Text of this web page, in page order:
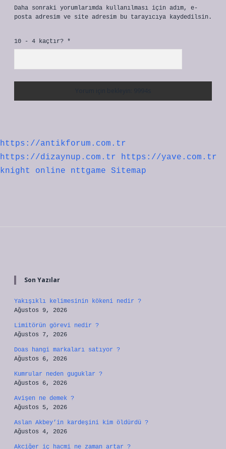
Daha sonraki yorumlarımda kullanılması için adım, e-
posta adresim ve site adresim bu tarayıcıya kaydedilsin.
10 - 4 kaçtır? *
https://antikforum.com.tr
https://dizaynup.com.tr
https://yave.com.tr
knight online
nttgame Sitemap
Son Yazılar
Yakışıklı kelimesinin kökeni nedir ?
Ağustos 9, 2026
Limitörün görevi nedir ?
Ağustos 7, 2026
Doas hangi markaları satıyor ?
Ağustos 6, 2026
Kumrular neden guguklar ?
Ağustos 6, 2026
Avişen ne demek ?
Ağustos 5, 2026
Aslan Akbey’in kardeşini kim öldürdü ?
Ağustos 4, 2026
Akciğer iç hacmi ne zaman artar ?